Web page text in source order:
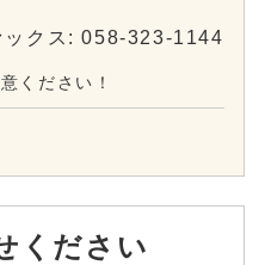
ックス: 058-323-1144
ください！
ください